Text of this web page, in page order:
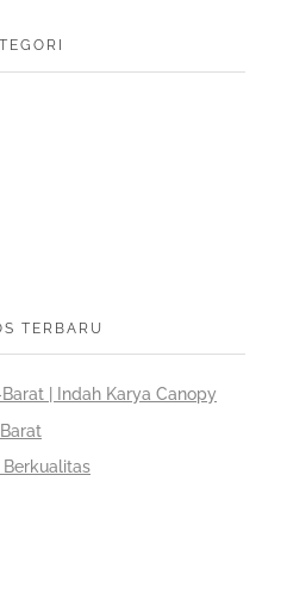
TERBARU
| Indah Karya Canopy